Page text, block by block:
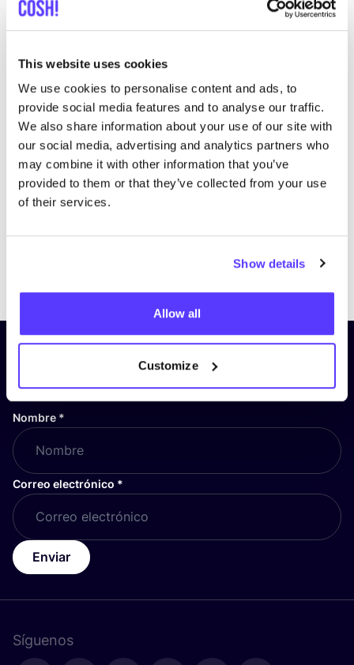
This website uses cookies
We use cookies to personalise content and ads, to
provide social media features and to analyse our traffic.
We also share information about your use of our site with
our social media, advertising and analytics partners who
may combine it with other information that you’ve
provided to them or that they’ve collected from your use
of their services.
Show details
Allow all
Customize
PreviousNext
¡Suscríbete a nuestro boletín
y mantente informado!
Nombre *
Correo electrónico *
Enviar
Síguenos